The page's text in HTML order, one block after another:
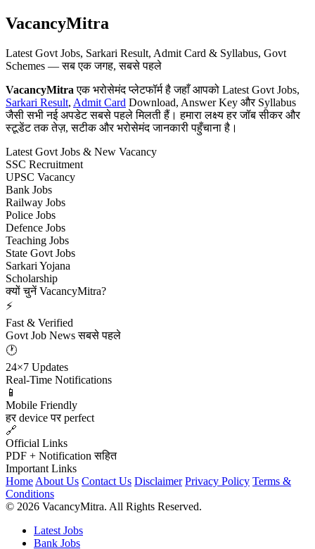
VacancyMitra
Latest Govt Jobs, Sarkari Result, Admit Card & Syllabus, Govt
Schemes — सब एक जगह, सबसे पहले
VacancyMitra एक भरोसेमंद प्लेटफॉर्म है जहाँ आपको Latest Govt Jobs,
Sarkari Result, Admit Card Download, Answer Key और Syllabus
जैसी सभी नई अपडेट सबसे पहले मिलती हैं। हमारा लक्ष्य हर जॉब सीकर और
स्टूडेंट तक तेज़, सटीक और भरोसेमंद जानकारी पहुँचाना है।
Latest Govt Jobs & New Vacancy
SSC Recruitment
UPSC Vacancy
Bank Jobs
Railway Jobs
Police Jobs
Defence Jobs
Teaching Jobs
State Govt Jobs
Sarkari Yojana
Scholarship
क्यों चुनें VacancyMitra?
⚡
Fast & Verified
Govt Job News सबसे पहले
🕐
24×7 Updates
Real-Time Notifications
📱
Mobile Friendly
हर device पर perfect
🔗
Official Links
PDF + Notification सहित
Important Links
Home About Us Contact Us Disclaimer Privacy Policy Terms &
Conditions
© 2026 VacancyMitra. All Rights Reserved.
Latest Jobs
Bank Jobs